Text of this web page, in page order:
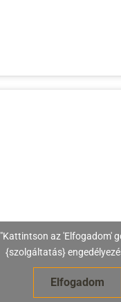
"Kattintson az 'Elfogadom'
{szolgáltatás}
Elfogadom